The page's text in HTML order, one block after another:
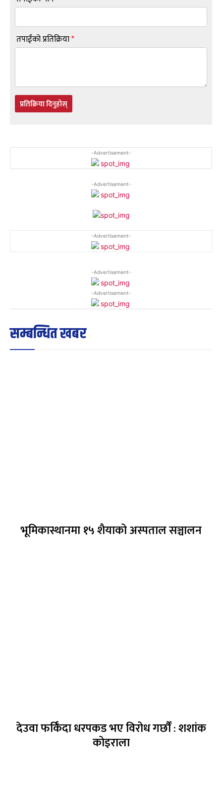
तपाईंको प्रतिक्रिया*
प्रतिक्रिया दिनुहोस्
-Advertisement-
-Advertisement-
-Advertisement-
-Advertisement-
-Advertisement-
सम्बन्धित खबर
भूमिकास्थानमा १५ शैयाको अस्पताल सञ्चालन
देउवा फर्किँदा धरपकड भए विरोध गर्छौँं : शशांक
कोइराला